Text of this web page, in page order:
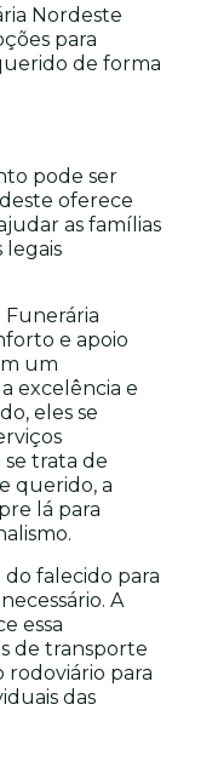
Nordeste
para
de forma
pode ser
oferece
as famílias
legais
Funerária
e apoio
um
excelência e
eles se
trata de
querido, a
lá para
do falecido para
A
essa
de transporte
para
das